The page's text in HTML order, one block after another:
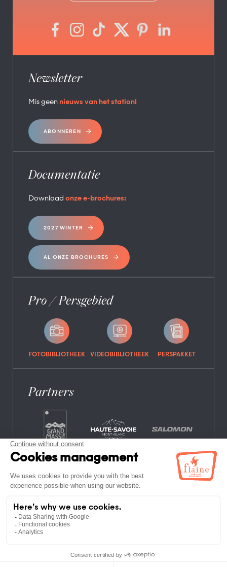
Newsletter
Mis geen nieuws van het station!
ABONNEREN
Documentatie
Download onze e-brochures:
2027 WINTER
AL ONZE BROCHURES
Pro / Persgebied
FOTOBIBLIOTHEEK VIDEOBIBLIOTHEEK PERSPAKKET
Partners
VEELGESTELDE VRAGEN
JURIDISCHE INFORMATIE
ALGEMENE VOORWAARDEN